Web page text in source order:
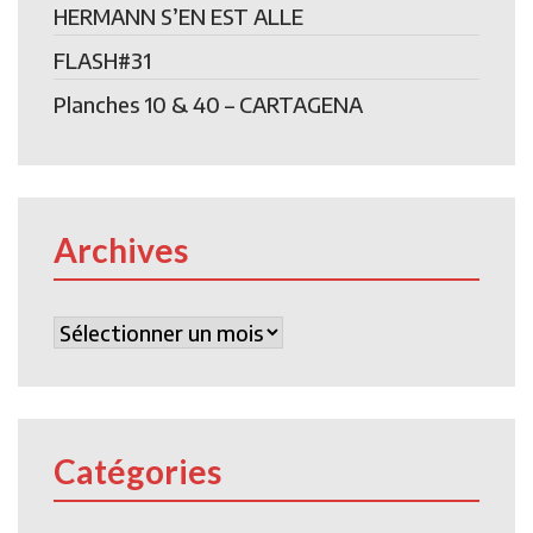
HERMANN S’EN EST ALLE
FLASH#31
Planches 10 & 40 – CARTAGENA
Archives
Archives
Catégories